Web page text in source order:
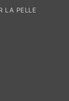
LA PELLE